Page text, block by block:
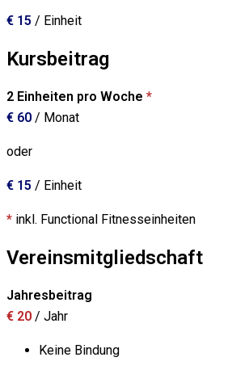
€ 15 / Einheit
Kursbeitrag
2 Einheiten pro Woche *
€ 60 / Monat
oder
€ 15 / Einheit
* inkl. Functional Fitnesseinheiten
Vereinsmitgliedschaft
Jahresbeitrag
€ 20 / Jahr
Keine Bindung